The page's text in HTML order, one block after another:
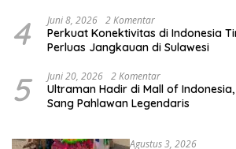
4 Juni 8, 2026 2 Komentar
Perkuat Konektivitas di Indonesia
Perluas Jangkauan di Sulawesi
5 Juni 20, 2026 2 Komentar
Ultraman Hadir di Mall of
Sang Pahlawan Legendaris
Agustus 3, 2026